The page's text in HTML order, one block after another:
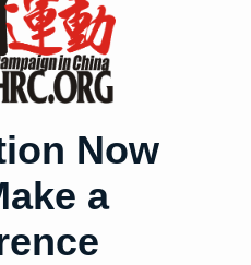
Now
a